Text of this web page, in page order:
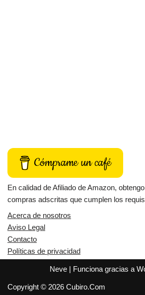
Cómprame un café
En calidad de Afiliado de Amazon,
compras adscritas que cumplen los
Acerca de nosotros
Aviso Legal
Contacto
Políticas de privacidad
Neve| Funciona gracias a
Copyright © 2026 Cubiro.Com